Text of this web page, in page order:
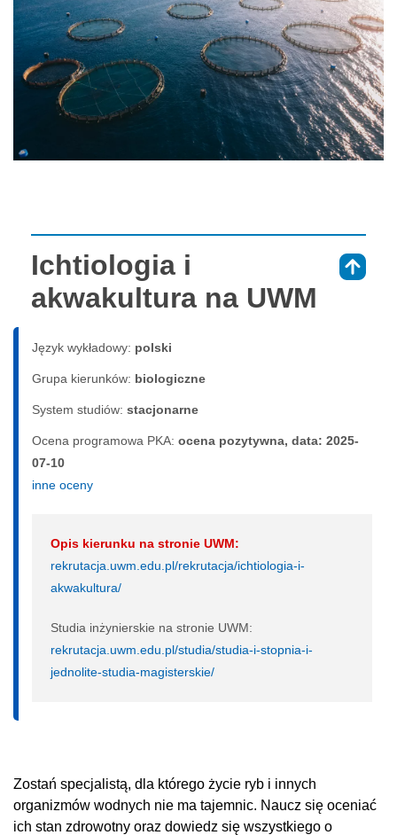
Ichtiologia i
akwakultura na UWM
Język wykładowy: polski
Grupa kierunków: biologiczne
System studiów: sta­cjo­nar­ne
Ocena programowa PKA: ocena pozytywna, data: 2025-
07-10
inne oceny
Opis kierunku na stronie UWM:
rekrutacja.uwm.edu.pl/rekrutacja/ichtiologia-i-
akwakultura/
Studia inżynierskie na stronie UWM:
rekrutacja.uwm.edu.pl/studia/studia-i-stopnia-i-
jednolite-studia-magisterskie/
Zostań specjalistą, dla którego życie ryb i innych
organizmów wodnych nie ma tajemnic. Naucz się oceniać
ich stan zdrowotny oraz dowiedz się wszystkiego o